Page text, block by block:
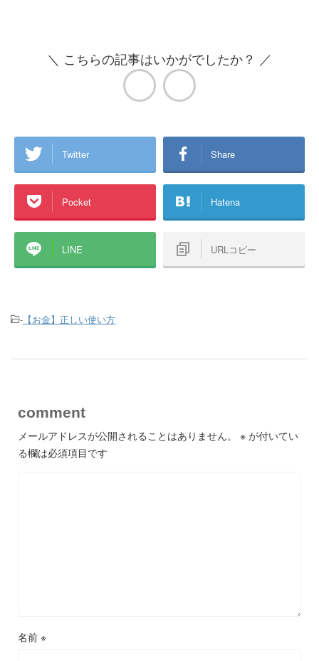
＼ こちらの記事はいかがでしたか？ ／
Twitter Share
Pocket Hatena
LINE URLコピー
- 【お金】正しい使い方
comment
メールアドレスが公開されることはありません。 ※ が付いてい
る欄は必須項目です
名前 ※